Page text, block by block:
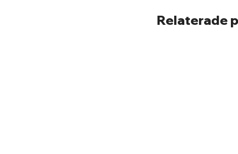
Relaterade